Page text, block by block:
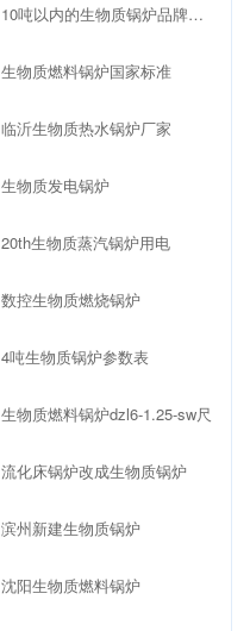
10吨以内的生物质锅炉品牌十大排名
生物质燃料锅炉国家标准
临沂生物质热水锅炉厂家
生物质发电锅炉
20th生物质蒸汽锅炉用电
数控生物质燃烧锅炉
4吨生物质锅炉参数表
生物质燃料锅炉dzl6-1.25-sw尺
流化床锅炉改成生物质锅炉
滨州新建生物质锅炉
沈阳生物质燃料锅炉